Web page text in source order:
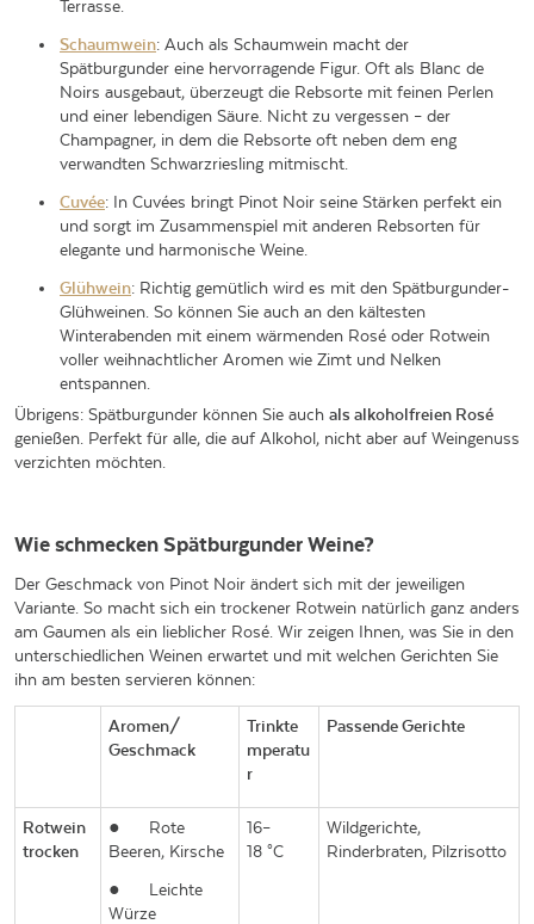
Terrasse.
Schaumwein: Auch als Schaumwein macht der
Spätburgunder eine hervorragende Figur. Oft als Blanc de
Noirs ausgebaut, überzeugt die Rebsorte mit feinen Perlen
und einer lebendigen Säure. Nicht zu vergessen – der
Champagner, in dem die Rebsorte oft neben dem eng
verwandten Schwarzriesling mitmischt.
Cuvée: In Cuvées bringt Pinot Noir seine Stärken perfekt ein
und sorgt im Zusammenspiel mit anderen Rebsorten für
elegante und harmonische Weine.
Glühwein: Richtig gemütlich wird es mit den Spätburgunder-
Glühweinen. So können Sie auch an den kältesten
Winterabenden mit einem wärmenden Rosé oder Rotwein
voller weihnachtlicher Aromen wie Zimt und Nelken
entspannen.
Übrigens: Spätburgunder können Sie auch als alkoholfreien Rosé
genießen. Perfekt für alle, die auf Alkohol, nicht aber auf Weingenuss
verzichten möchten.
Wie schmecken Spätburgunder Weine?
Der Geschmack von Pinot Noir ändert sich mit der jeweiligen
Variante. So macht sich ein trockener Rotwein natürlich ganz anders
am Gaumen als ein lieblicher Rosé. Wir zeigen Ihnen, was Sie in den
unterschiedlichen Weinen erwartet und mit welchen Gerichten Sie
ihn am besten servieren können:
Aromen/
Geschmack
Trinkte
mperatu
r
Passende Gerichte
Rotwein
trocken
●
Rote
Beeren, Kirsche
●
Leichte
Würze
16–
18 °C
Wildgerichte,
Rinderbraten, Pilzrisotto